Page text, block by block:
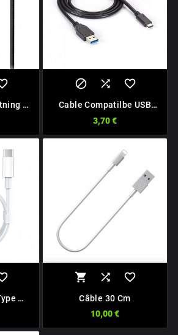
-
  
Cable Compatilbe USB
3,70 €
C -
  
Câble 30 Cm
10,00 €